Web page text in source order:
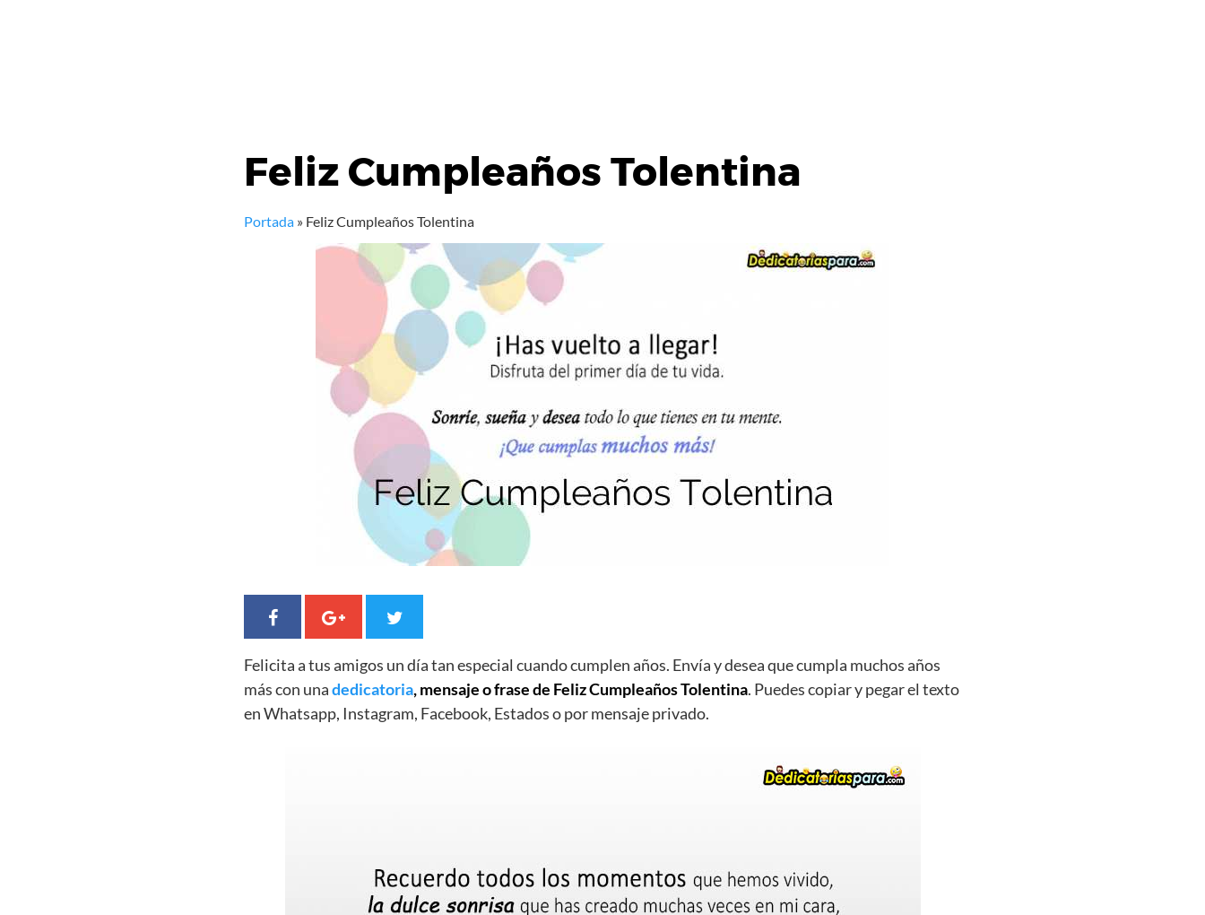
Feliz Cumpleaños Tolentina
Portada » Feliz Cumpleaños Tolentina
Felicita a tus amigos un día tan especial cuando cumplen años. Envía y desea que cumpla muchos años
más con unadedicatoria, mensaje o frase de Feliz Cumpleaños Tolentina. Puedes copiar y pegar el texto
en Whatsapp, Instagram, Facebook, Estados o por mensaje privado.